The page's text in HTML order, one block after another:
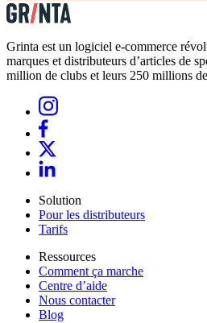
Grinta est un logiciel e-commerce
marques et distributeurs d’articles de
million de clubs et leurs 250 millions
Solution
Pour les distributeurs
Tarifs
Ressources
Comment ça marche
Centre d’aide
Nous contacter
Blog